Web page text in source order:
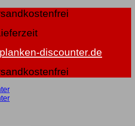
discounter.de